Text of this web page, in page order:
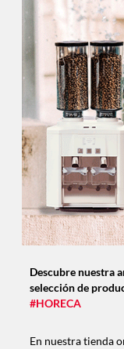
Descubre nuestra
selección de
#HORECA
En nuestra tienda